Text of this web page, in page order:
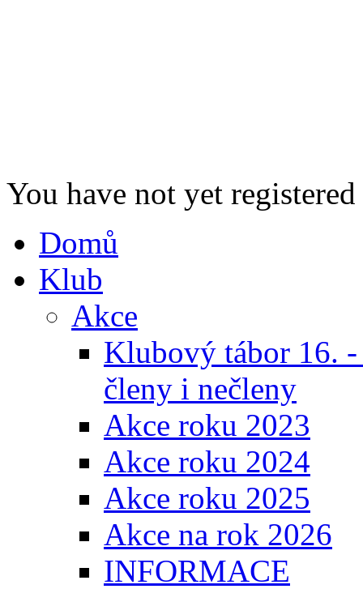
You have not yet
Domů
Klub
Akce
Klubový tábor 16.
členy i nečleny
Akce roku 2023
Akce roku 2024
Akce roku 2025
Akce na rok 2026
INFORMACE